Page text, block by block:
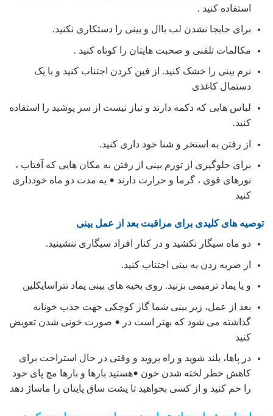
استفاده کنید .
برای جابجا نشدن لب باال و بینی را دستکاری نکنید.
مکالمات تلفنی و صحبت هایتان را کوتاه کنید .
نرم بینی را خشک کنید. از فین کردن اجتناب کنید و با یک
دستمال کاغذی
لباس هایی که دکمه دارند و نیاز نیست از سر پوشید را استفاده
کنید.
از رفتن به استخر و شنا خود داری کنید.
برای جلوگیری از تورم بینی از رفتن به مکان هایی که آفتاب ،
نورهای قوی ، گرما و حرارت دارند • به مدت دو ماه خودداری
کنید
توصیه های کلیدی برای مراقبت بعد از عمل بینی
دو ماه سیگار نکشید و در کنار افراد سیگاری ننشینید.
از ضربه زدن به بینی اجتناب کنید.
و یا پماد ترمیمی بزنید. روی بخیه های بینی پماد تتراسایکلین
بعد از عمل، زیر بینی شما گاز کوچکی جهت جذب خونابه
گذاشته می شود که بهتر است در • صورت خونی شدن تعویض
کنید
در پاها، بلند شوید و راه بروید و وقتی در حال استراحت برای
کاهش خطر لخته شدن خون •هستید بارها و بارها مچ پای خود
را خم کنید و از کسی بخواهید تا پشت ساق پایتان را ماساژ دهد